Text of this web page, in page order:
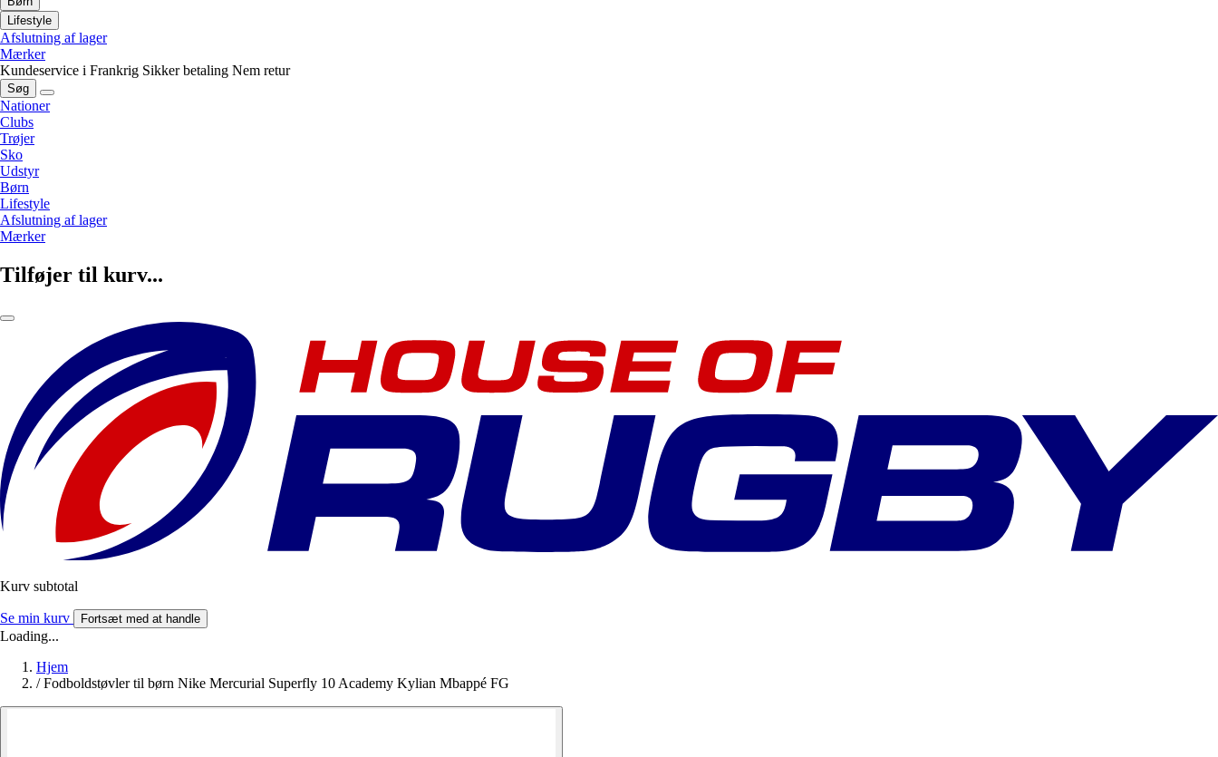
Lifestyle
Afslutning af lager
Mærker
Kundeservice i Frankrig Sikker betaling Nem retur
Søg
Nationer
Clubs
Trøjer
Sko
Udstyr
Børn
Lifestyle
Afslutning af lager
Mærker
Tilføjer til kurv...
Kurv subtotal
Se min kurv Fortsæt med at handle
Loading...
Hjem
/ Fodboldstøvler til børn Nike Mercurial Superfly 10 Academy Kylian Mbappé FG